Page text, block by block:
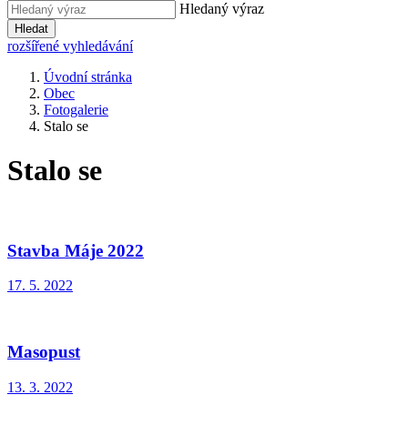
Hledaný výraz
Hledat
rozšířené vyhledávání
Úvodní stránka
Obec
Fotogalerie
Stalo se
Stalo se
Stavba Máje 2022
17. 5. 2022
Masopust
13. 3. 2022